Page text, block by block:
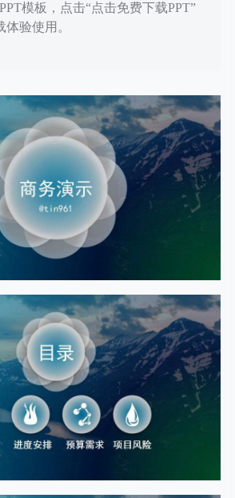
模板，点击“点击免费下载PPT”
验使用。